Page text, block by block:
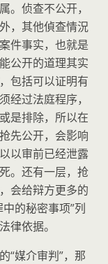
。侦查不公开，
，其他偵查情況
件事实，也就是
公开的道理其实
包括可以证明有
经过法庭程序，
是排除，所以在
先公开，会影响
以审前已经泄露
。还有一层，抢
会给辩方更多的
的秘密事项”列
律依据。
“媒介审判”，那